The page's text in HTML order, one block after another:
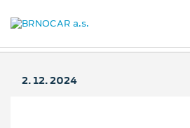
2. 12. 2024